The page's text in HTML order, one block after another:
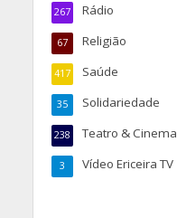
Rádio
267
Religião
67
Saúde
417
Solidariedade
35
Teatro & Cinema
238
Vídeo Ericeira TV
3